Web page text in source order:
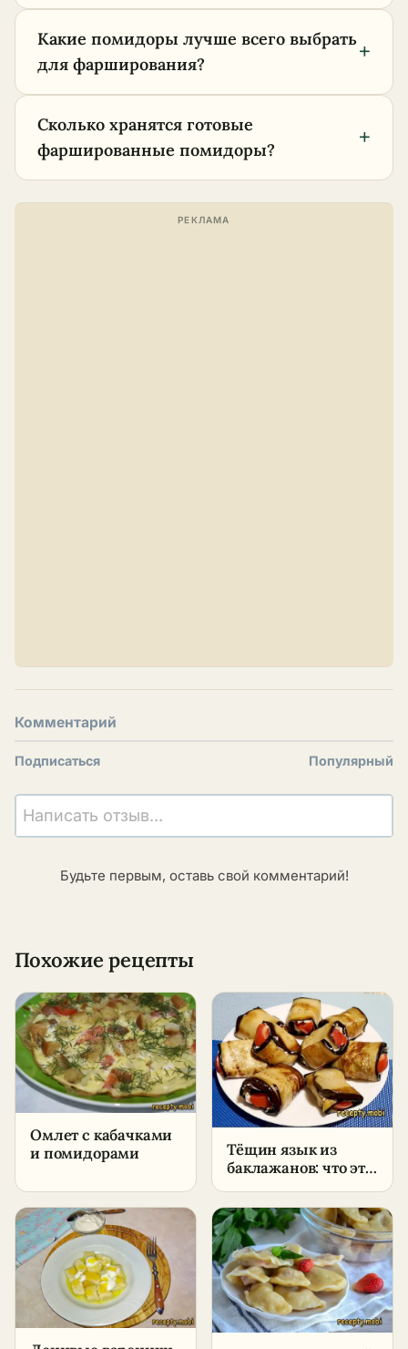
Какие помидоры лучше всего выбрать
для фарширования?
+
Сколько хранятся готовые
фаршированные помидоры?
+
Комментарий
Подписаться Популярный
Написать отзыв...
Будьте первым, оставь свой комментарий!
Похожие рецепты
Омлет с кабачками
и помидорами
Тёщин язык из
баклажанов: что это
рецепт